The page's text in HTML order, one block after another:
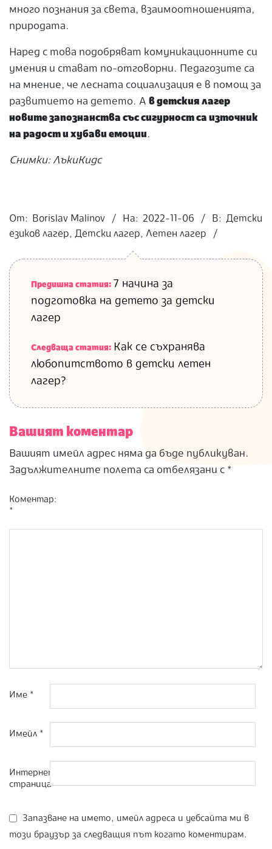
много познания за света, взаимоотношенията,
природата.
Наред с това подобряват комуникационните си
умения и стават по-отговорни. Педагозите са
на мнение, че лесната социализация е в помощ за
развитието на детето. А в детския лагер
новите запознанства със сигурност са източник
на радост и хубави емоции.
Снимки: ЛъкиКидс
11-
06
От: Borislav Malinov На: 2022-11-06 В: Детски
езиков лагер, Детски лагер, Летен лагер
Предишна статия: 7 начина за
подготовка на детето за детски
лагер
Следваща статия: Как се съхранява
любопитството в детски летен
лагер?
Вашият коментар
Вашият имейл адрес няма да бъде публикуван.
Задължителните полета са отбелязани с *
Коментар:
*
Име *
Имейл *
Интернет
страница
Запазване на името, имейл адреса и уебсайта ми в
този браузър за следващия път когато коментирам.